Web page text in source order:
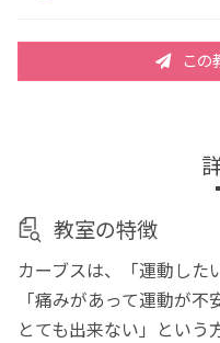
この
教室の特徴
カーブスは、「運動した
「痛みがあって運動が不
とても出来ない」とい